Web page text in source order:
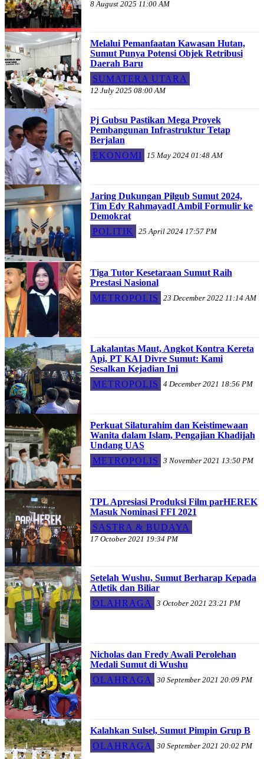
8 August 2025 11:00 AM
Melalui Pemanfaatan Kawasan Hutan,
Sumut Punya Potensi Objek Retribusi
Daerah Baru
SUMATERA UTARA
12 July 2025 08:00 AM
Pj Gubsu Pastikan Mega Proyek
Pembangunan Infrastruktur Tetap
Berjalan
EKONOMI
15 May 2024 01:48 AM
Jaring Dukungan Pilgub Sumut 2024,
Tim Edy RahmayadI Ambil Formulir ke
Demokrat
POLITIK
25 April 2024 17:57 PM
Tiga Tutor Kesetaraan Sumut Raih
Prestasi Nasional
METROPOLIS
23 December 2022 11:14 AM
Lakalantas Maut, Angkot Kontra Kereta
Api, PT KAI Divre Sumut: Kami
Sesalkan Kejadian Ini
METROPOLIS
4 December 2021 18:56 PM
Perkuat Silaturahim dan Keistimewaan
Wanita dalam Islam, Pengajian Khadijah
Undang UAS
METROPOLIS
3 November 2021 13:50 PM
TPL Apresiasi Produksi Film parHEREK
Masuk Nominasi FFI 2021
SASTRA & BUDAYA
17 October 2021 19:34 PM
Setelah Wushu, Sumut Berharap Kepada
Atletik dan Biliar
OLAHRAGA
3 October 2021 23:21 PM
Nicholas dan Fredy Awali Perolehan
Medali Sumut di Wushu
OLAHRAGA
30 September 2021 20:09 PM
Kalahkan Sulsel, Sumut Pimpin Grup B
OLAHRAGA
30 September 2021 20:02 PM